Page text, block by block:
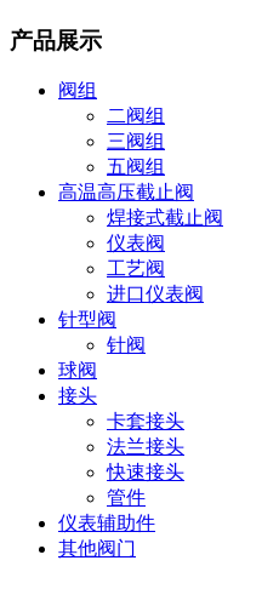
产品展示
阀组
二阀组
三阀组
五阀组
高温高压截止阀
焊接式截止阀
仪表阀
工艺阀
进口仪表阀
针型阀
针阀
球阀
接头
卡套接头
法兰接头
快速接头
管件
仪表辅助件
其他阀门